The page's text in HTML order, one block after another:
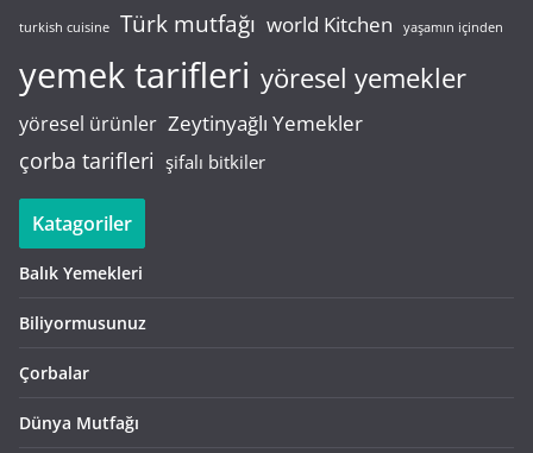
turkish cuisine Türk mutfağı world Kitchen yaşamın içinden
yemek tarifleri yöresel yemekler
yöresel ürünler Zeytinyağlı Yemekler
çorba tarifleri şifalı bitkiler
Katagoriler
Balık Yemekleri
Biliyormusunuz
Çorbalar
Dünya Mutfağı